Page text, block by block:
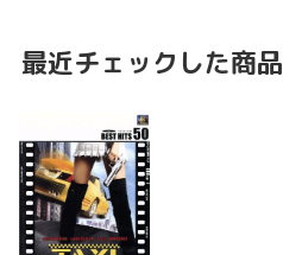
最近チェックした商品